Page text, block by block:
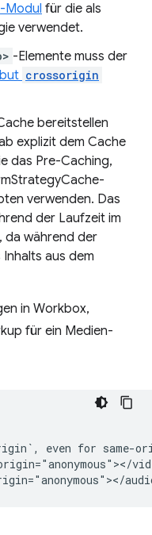
-Modul für die als
verwendet.
-Elemente muss der
crossorigin
bereitstellen
explizit dem Cache
das Pre-Caching,
verwenden. Das
der Laufzeit im
da während der
aus dem
in Workbox,
für ein Medien-
even for same-